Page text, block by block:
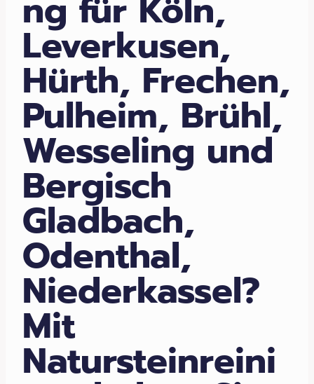
Leverkusen,
Hürth, Frechen,
Pulheim, Brühl,
Wesseling und
Bergisch
Gladbach,
Odenthal,
Niederkassel?
Mit
Natursteinreini